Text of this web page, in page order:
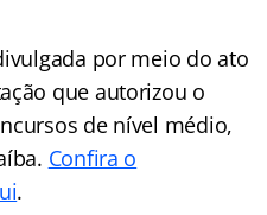
por meio do ato
que autorizou o
de nível médio,
Confira o
.